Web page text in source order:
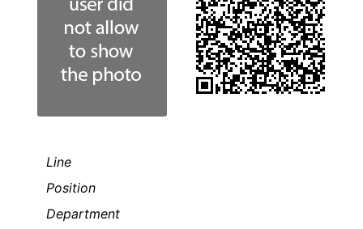
Line
Position
Department